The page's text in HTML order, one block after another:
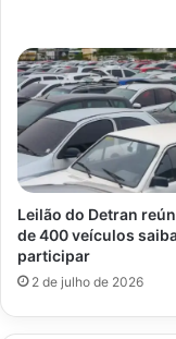
Leilão do Detran
de 400 veículos
participar
2 de julho de 2026